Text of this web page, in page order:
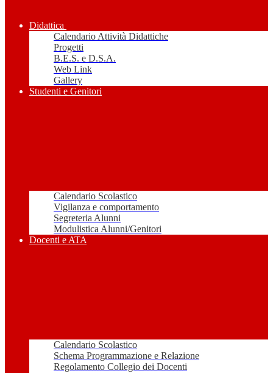
Didattica
Calendario Attività Didattiche
Progetti
B.E.S. e D.S.A.
Web Link
Gallery
Studenti e Genitori
Calendario Scolastico
Vigilanza e comportamento
Segreteria Alunni
Modulistica Alunni/Genitori
Docenti e ATA
Calendario Scolastico
Schema Programmazione e Relazione
Regolamento Collegio dei Docenti